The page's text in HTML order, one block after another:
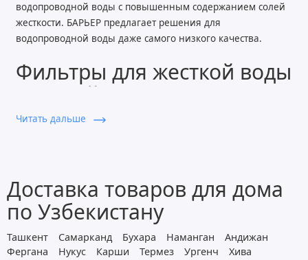
водопроводной воды с повышенным содержанием солей
жесткости. БАРЬЕР предлагает решения для
водопроводной воды даже самого низкого качества.
Фильтры для жесткой воды
под мойку купить в
Узбекистане
накипи, ухудшает вкус воды и усложняет ежедневное
использование. Фильтр для жесткой воды под мойку
помогает решить эту задачу на уровне всей кухни,
обеспечивая стабильное качество воды.
Читать дальше
Доставка товаров для дома
по Узбекистану
Ташкент Самарканд Бухара Наманган
Андижан
Фергана
Нукус Карши Термез Ургенч
Хива